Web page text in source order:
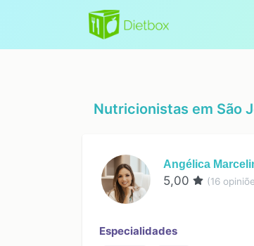
Nutricionistas em São
Angélica
5,00 (16
Especialidades